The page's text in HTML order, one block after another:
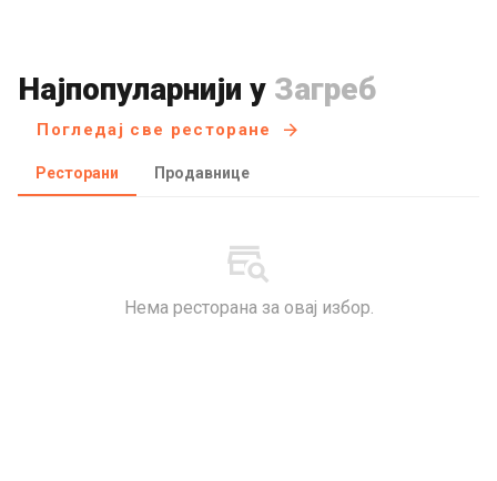
Најпопуларнији у Загреб
Погледај све ресторане
Ресторани Продавнице
Нема ресторана за овај избор.